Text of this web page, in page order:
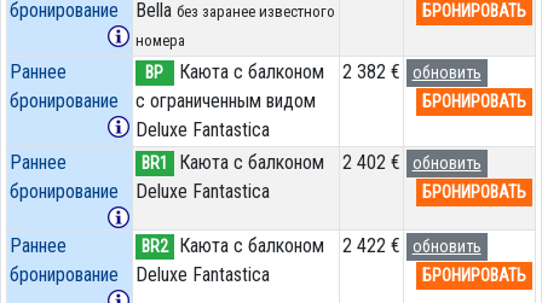
бронирование
Bella без заранее известного
номера
БРОНИРОВАТЬ
Раннее
бронирование
BP
Каюта с балконом
c ограниченным видом
Deluxe Fantastica
2 382 €
обновить
БРОНИРОВАТЬ
Раннее
бронирование
BR1
Каюта с балконом
Deluxe Fantastica
2 402 €
обновить
БРОНИРОВАТЬ
Раннее
бронирование
BR2
Каюта с балконом
Deluxe Fantastica
2 422 €
обновить
БРОНИРОВАТЬ